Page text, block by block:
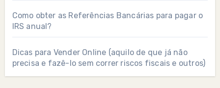
Como obter as Referências Bancárias para pagar o
IRS anual?
Dicas para Vender Online (aquilo de que já não
precisa e fazê-lo sem correr riscos fiscais e outros)